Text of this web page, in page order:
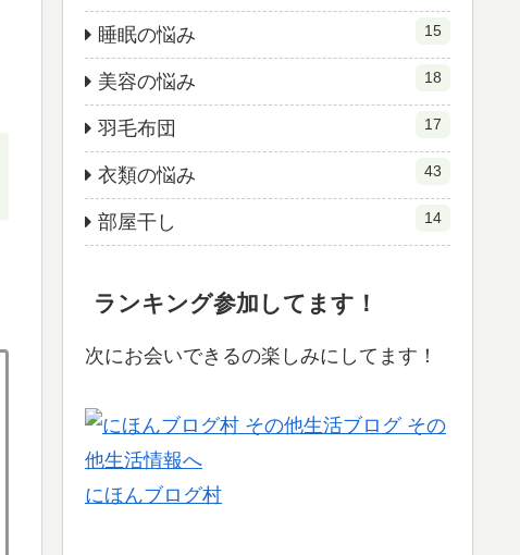
睡眠の悩み 15
美容の悩み 18
羽毛布団 17
衣類の悩み 43
部屋干し 14
ランキング参加してます！
次にお会いできるの楽しみにしてます！
にほんブログ村